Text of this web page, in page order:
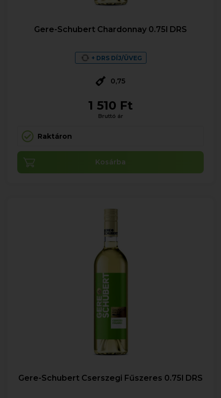
Gere-Schubert Chardonnay 0.75l DRS
+ DRS DÍJ/ÜVEG
0,75
1 510 Ft
Bruttó ár
Raktáron
Kosárba
Gere-Schubert Cserszegi Fűszeres 0.75l DRS